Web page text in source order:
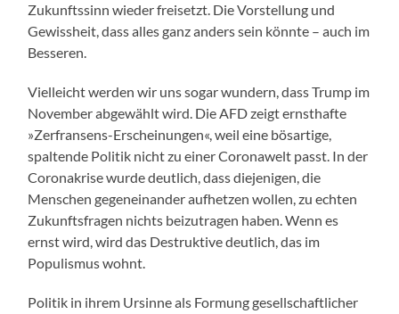
Zukunftssinn wieder freisetzt. Die Vorstellung und
Gewissheit, dass alles ganz anders sein könnte – auch im
Besseren.
Vielleicht werden wir uns sogar wundern, dass Trump im
November abgewählt wird. Die AFD zeigt ernsthafte
»Zerfransens-Erscheinungen«, weil eine bösartige,
spaltende Politik nicht zu einer Coronawelt passt. In der
Coronakrise wurde deutlich, dass diejenigen, die
Menschen gegeneinander aufhetzen wollen, zu echten
Zukunftsfragen nichts beizutragen haben. Wenn es
ernst wird, wird das Destruktive deutlich, das im
Populismus wohnt.
Politik in ihrem Ursinne als Formung gesellschaftlicher